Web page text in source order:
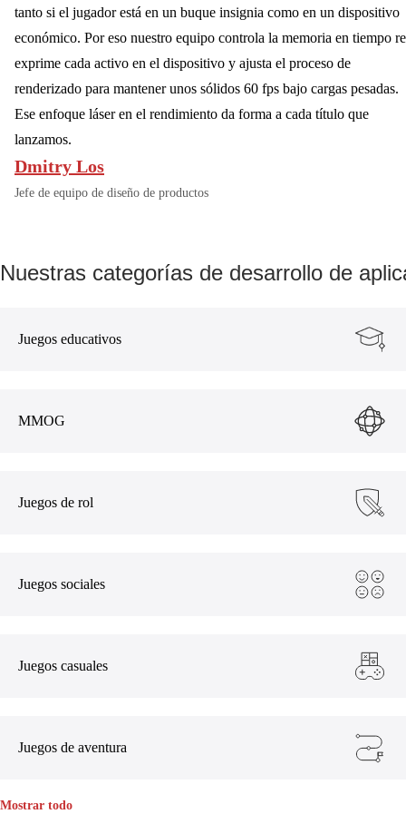
tanto si el jugador está en un buque insignia como en un dispositivo
económico. Por eso nuestro equipo controla la memoria en tiempo
exprime cada activo en el dispositivo y ajusta el proceso de
renderizado para mantener unos sólidos 60 fps bajo cargas pesadas.
Ese enfoque láser en el rendimiento da forma a cada título que
lanzamos.
Dmitry Los
Jefe de equipo de diseño de productos
Nuestras categorías de desarrollo de
Juegos educativos
MMOG
Juegos de rol
Juegos sociales
Juegos casuales
Juegos de aventura
Mostrar todo